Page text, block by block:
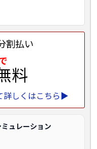
割払い
料
詳しくはこちら▶
ュレーション